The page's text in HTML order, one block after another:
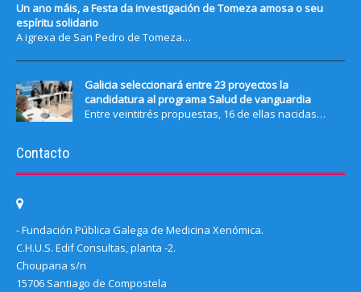
Un ano máis, a Festa da investigación de Tomeza amosa o seu
espíritu solidario
A igrexa de San Pedro de Tomeza…
Galicia seleccionará entre 23 proyectos la
candidatura al programa Salud de vanguardia
Entre veintitrés propuestas, 16 de ellas nacidas…
Contacto
- Fundación Pública Galega de Medicina Xenómica.
C.H.U.S. Edif Consultas, planta -2.
Choupana s/n
15706 Santiago de Compostela